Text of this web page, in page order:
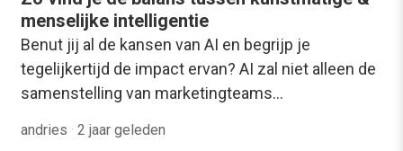
menselijke intelligentie
Benut jij al de kansen van AI en begrijp je
tegelijkertijd de impact ervan? AI zal niet alleen de
samenstelling van marketingteams…
andries · 2 jaar geleden